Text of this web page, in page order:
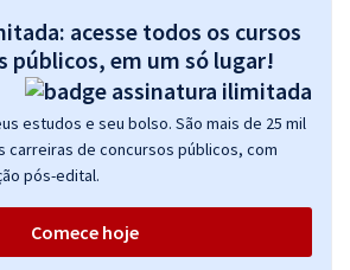
acesse todos os cursos
públicos, em um só lugar!
estudos e seu bolso. São mais de 25 mil
carreiras de concursos públicos, com
pós-edital.
Comece hoje